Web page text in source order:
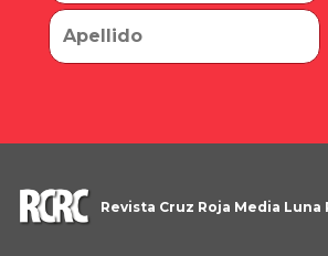
Revista Cruz Roja Media Luna